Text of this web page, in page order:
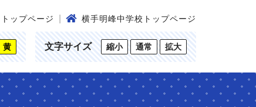
ップページ 横手明峰中学校トップページ
黄 文字サイズ 縮小 通常 拡大